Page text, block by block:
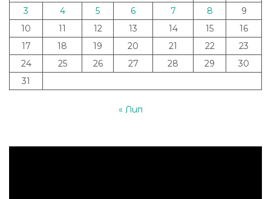
3
4 5 6 7 8
9
10
11 12 13 14 15
16
17
18 19 20 21 22
23
24
25 26 27 28 29
30
31
« Лип